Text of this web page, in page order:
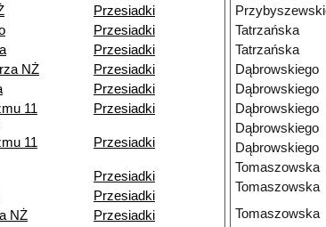
Przesiadki
Przesiadki
Przesiadki
NŻ
Przesiadki
Przesiadki
11
Przesiadki
11
Przesiadki
Przesiadki
Przesiadki
NŻ
Przesiadki
Tatrzańska
Tatrzańska
Dąbrowskiego
Dąbrowskiego
Dąbrowskiego
Dąbrowskiego
Dąbrowskiego
Tomaszowska
Tomaszowska
Tomaszowska